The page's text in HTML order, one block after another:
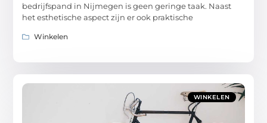
bedrijfspand in Nijmegen is geen geringe taak. Naast
het esthetische aspect zijn er ook praktische
Winkelen
WINKELEN